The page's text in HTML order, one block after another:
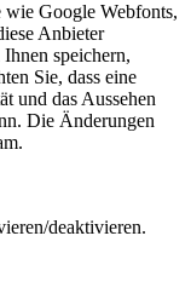
wie Google Webfonts,
Anbieter
speichern,
Sie, dass eine
und das Aussehen
Die Änderungen
deaktivieren.